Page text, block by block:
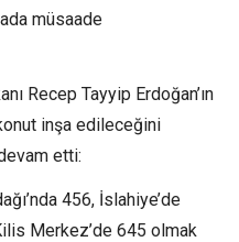
müsaade
Recep Tayyip Erdoğan’ın
inşa edileceğini
etti:
456, İslahiye’de
Merkez’de 645 olmak